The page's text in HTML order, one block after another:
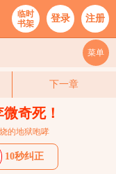
临时
书架
登录 注册
菜单
下一章
奇死！
的地狱咆哮
10秒纠正